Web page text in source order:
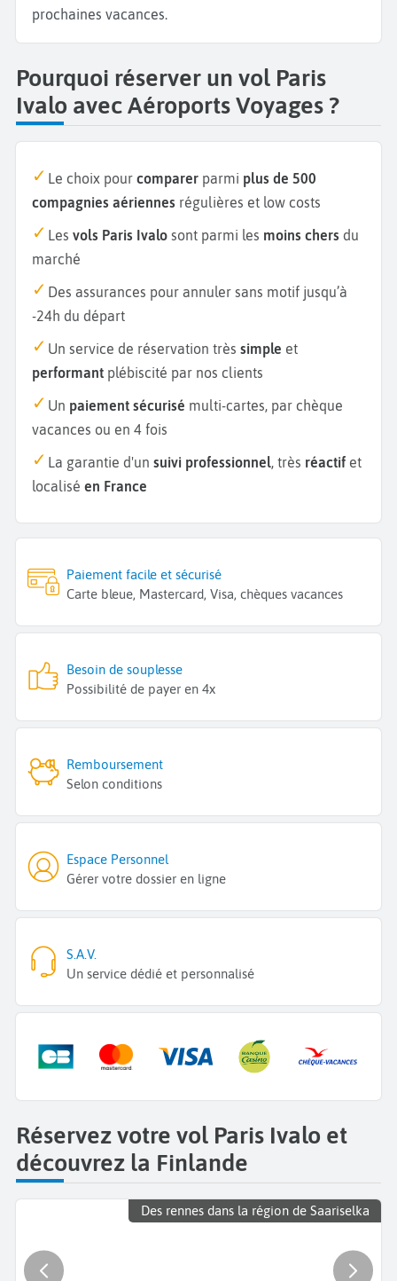
prochaines vacances.
Pourquoi réserver un vol Paris
Ivalo avec Aéroports Voyages ?
Le choix pour comparer parmi plus de 500
compagnies aériennes régulières et low costs
Les vols Paris Ivalo sont parmi les moins chers du
marché
Des assurances pour annuler sans motif jusqu’à
-24h du départ
Un service de réservation très simple et
performant plébiscité par nos clients
Un paiement sécurisé multi-cartes, par chèque
vacances ou en 4 fois
La garantie d'un suivi professionnel, très réactif et
localisé en France
Paiement facile et sécurisé
Carte bleue, Mastercard, Visa, chèques vacances
Besoin de souplesse
Possibilité de payer en 4x
Remboursement
Selon conditions
Espace Personnel
Gérer votre dossier en ligne
S.A.V.
Un service dédié et personnalisé
Réservez votre vol Paris Ivalo et
découvrez la Finlande
Des rennes dans la région de Saariselka